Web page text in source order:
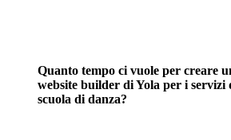
Quanto tempo ci vuole per creare
website builder di Yola per i servizi
scuola di danza?